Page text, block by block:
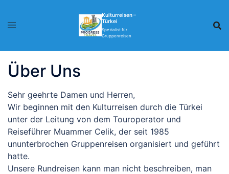
content
Kulturreisen –
Türkei
Spezialist für
Gruppenreisen
Über Uns
Sehr geehrte Damen und Herren,
Wir beginnen mit den Kulturreisen durch die Türkei
unter der Leitung von dem Touroperator und
Reiseführer Muammer Celik, der seit 1985
ununterbrochen Gruppenreisen organisiert und geführt
hatte.
Unsere Rundreisen kann man nicht beschreiben, man